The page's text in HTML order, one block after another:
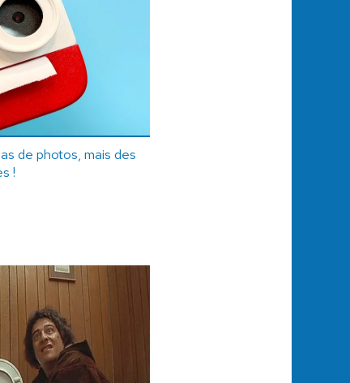
de photos, mais des
!